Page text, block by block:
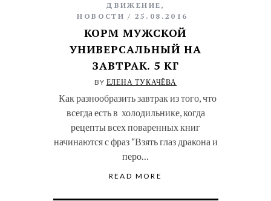
ДВИЖЕНИЕ ,
НОВОСТИ
25.08.2016
КОРМ МУЖСКОЙ
УНИВЕРСАЛЬНЫЙ НА
ЗАВТРАК. 5 КГ
BY ЕЛЕНА ТУКАЧЁВА
Как разнообразить завтрак из того, что
всегда есть в холодильнике, когда
рецепты всех поваренных книг
начинаются с фраз “Взять глаз дракона и
перо…
READ MORE